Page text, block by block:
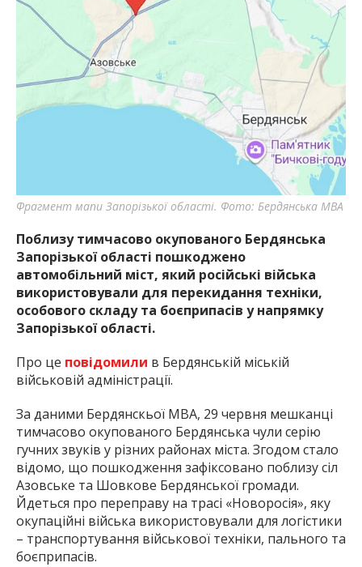
найважливішу інформацію про події
міста Запоріжжя та області.
Фрагмент мапи Запорізької області. Фото: Бердянська МВА
Поблизу тимчасово окупованого Бердянська
Запорізької області пошкоджено
автомобільний міст, який російські війська
використовували для перекидання техніки,
особового складу та боєприпасів у напрямку
Запорізької області.
Про це повідомили в Бердянській міській
військовій адміністрації.
За даними Бердянскьої МВА, 29 червня мешканці
тимчасово окупованого Бердянська чули серію
гучних звуків у різних районах міста. Згодом стало
відомо, що пошкодження зафіксовано поблизу сіл
Азовське та Шовкове Бердянської громади.
Йдеться про переправу на трасі «Новоросія», яку
окупаційні війська використовували для логістики
– транспортування військової техніки, пального та
боєприпасів.